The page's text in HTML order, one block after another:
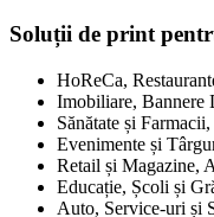
Soluții de print
HoReCa,
Imobiliare, Bannere
Sănătate și
Evenimente și
Retail și Magazine,
Educație, Școli și
Auto, Service-uri și